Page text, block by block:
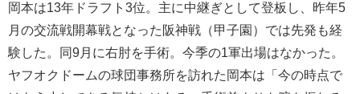
岡本は13年ドラフト3位。主に中継ぎとして登板し、昨年5
月の交流戦開幕戦となった阪神戦（甲子園）では先発も経
験した。同9月に右肘を手術。今季の1軍出場はなかった。
ヤフオクドームの球団事務所を訪れた岡本は「今の時点で